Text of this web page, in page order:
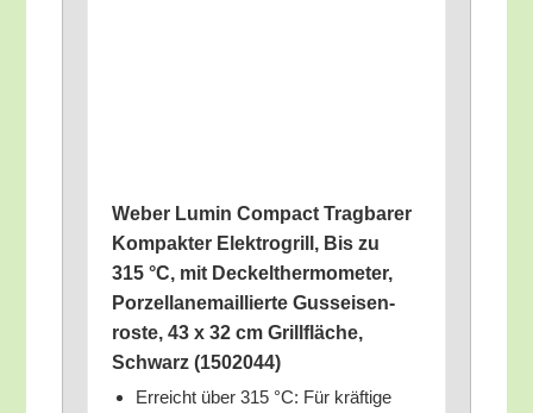
Weber Lumin Com­pact Trag­ba­rer
Kom­pak­ter Elek­tro­grill, Bis zu
315 °C, mit Deckel­ther­mo­me­ter,
Por­zel­lan­email­lier­te Guss­ei­sen­
ros­te, 43 x 32 cm Grill­flä­che,
Schwarz (1502044)
Erreicht über 315 °C: Für kräf­ti­ge